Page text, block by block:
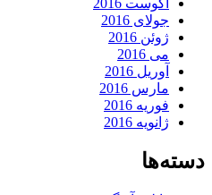
آگوست 2016
جولای 2016
ژوئن 2016
می 2016
آوریل 2016
مارس 2016
فوریه 2016
ژانویه 2016
دسته‌ها